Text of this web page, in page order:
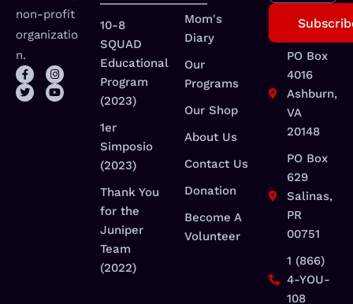
non-profit
organizatio
n.
10-8
SQUAD
Educational
Program
(2023)
1er
Simposio
(2023)
Thank You
for the
Juniper
Team
(2022)
Mom's
Diary
Our
Programs
Our Shop
About Us
Contact Us
Donation
Become A
Volunteer
PO Box
4016
Ashburn,
VA
20148
PO Box
629
Salinas,
PR
00751
1 (866)
4-YOU-
108